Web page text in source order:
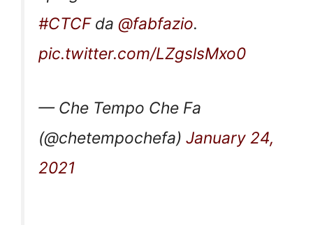
#CTCFda @fabfazio.
pic.twitter.com/LZgslsMxo0
— Che Tempo Che Fa
(@chetempochefa) January 24,
2021